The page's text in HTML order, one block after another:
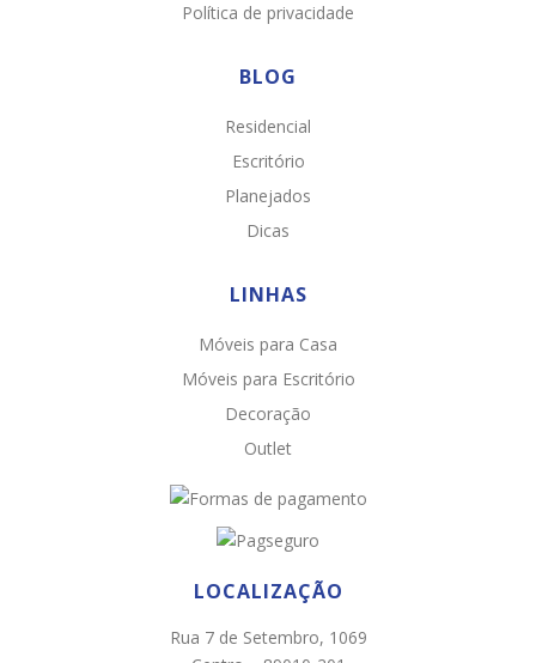
Política de privacidade
BLOG
Residencial
Escritório
Planejados
Dicas
LINHAS
Móveis para Casa
Móveis para Escritório
Decoração
Outlet
LOCALIZAÇÃO
Rua 7 de Setembro, 1069
Chat WhatsApp
Por favor, preencha os campos abaixo para